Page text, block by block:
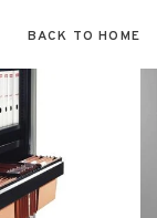
BACK TO HOME